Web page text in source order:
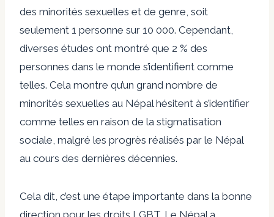
des minorités sexuelles et de genre, soit
seulement 1 personne sur 10 000. Cependant,
diverses études ont montré que 2 % des
personnes dans le monde s’identifient comme
telles. Cela montre qu’un grand nombre de
minorités sexuelles au Népal hésitent à s’identifier
comme telles en raison de la stigmatisation
sociale, malgré les progrès réalisés par le Népal
au cours des dernières décennies.
Cela dit, c’est une étape importante dans la bonne
direction pour les droits LGBT. Le Népal a